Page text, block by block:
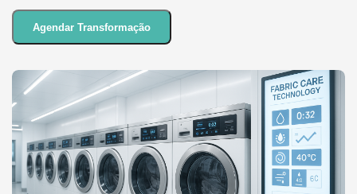
Agendar Transformação